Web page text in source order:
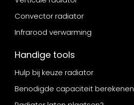
Convector radiator
Infrarood verwarming
Handige tools
Hulp bij keuze radiator
Benodigde capaciteit berekenen